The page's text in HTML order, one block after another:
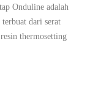
Onduline adalah
dari serat
thermosetting